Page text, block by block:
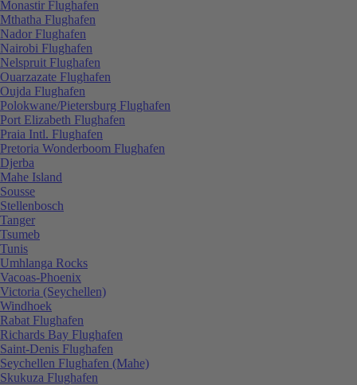
Monastir Flughafen
Mthatha Flughafen
Nador Flughafen
Nairobi Flughafen
Nelspruit Flughafen
Ouarzazate Flughafen
Oujda Flughafen
Polokwane/Pietersburg Flughafen
Port Elizabeth Flughafen
Praia Intl. Flughafen
Pretoria Wonderboom Flughafen
Djerba
Mahe Island
Sousse
Stellenbosch
Tanger
Tsumeb
Tunis
Umhlanga Rocks
Vacoas-Phoenix
Victoria (Seychellen)
Windhoek
Rabat Flughafen
Richards Bay Flughafen
Saint-Denis Flughafen
Seychellen Flughafen (Mahe)
Skukuza Flughafen